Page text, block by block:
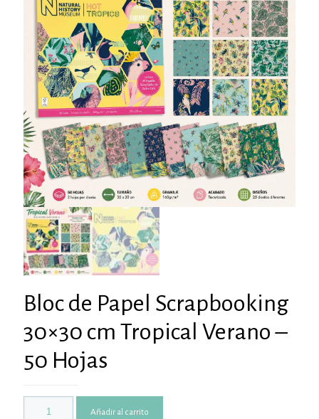
Bloc de Papel Scrapbooking
30×30 cm Tropical Verano –
50 Hojas
Añadir al carrito